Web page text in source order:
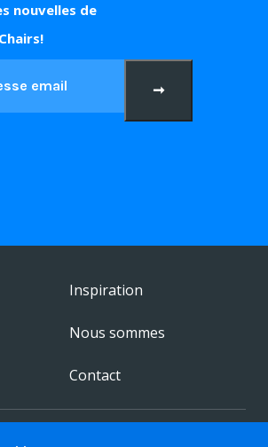
nouvelles de
➞
Inspiration
Nous sommes
Contact